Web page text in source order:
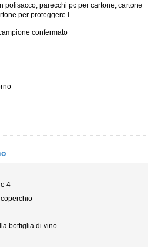
polisacco, parecchi pc per cartone, cartone
per proteggere l
confermato
4
bottiglia di vino